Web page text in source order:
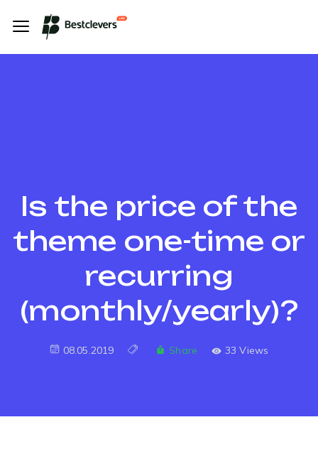
Is the price of the
theme one-time or
recurring
(monthly/yearly)?
08.05.2019 Share 33 Views